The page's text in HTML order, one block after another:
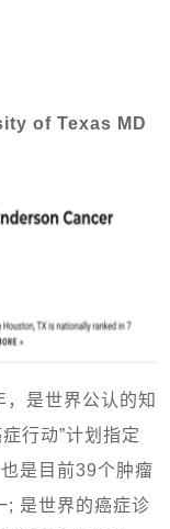
of Texas MD
是世界公认的知
行动”计划指定
是目前39个肿瘤
; 是世界的癌症诊